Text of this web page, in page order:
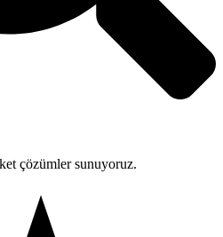
çözümler sunuyoruz.